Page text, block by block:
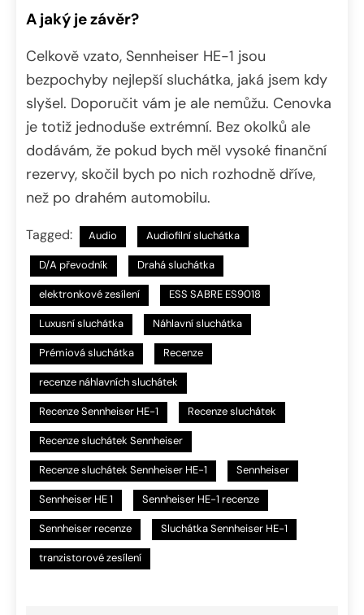
A jaký je závěr?
Celkově vzato, Sennheiser HE-1 jsou
bezpochyby nejlepší sluchátka, jaká jsem kdy
slyšel. Doporučit vám je ale nemůžu. Cenovka
je totiž jednoduše extrémní. Bez okolků ale
dodávám, že pokud bych měl vysoké finanční
rezervy, skočil bych po nich rozhodně dříve,
než po drahém automobilu.
Tagged: Audio Audiofilní sluchátka
D/A převodník Drahá sluchátka
elektronkové zesílení ESS SABRE ES9018
Luxusní sluchátka Náhlavní sluchátka
Prémiová sluchátka Recenze
recenze náhlavních sluchátek
Recenze Sennheiser HE-1 Recenze sluchátek
Recenze sluchátek Sennheiser
Recenze sluchátek Sennheiser HE-1 Sennheiser
Sennheiser HE 1 Sennheiser HE-1 recenze
Sennheiser recenze Sluchátka Sennheiser HE-1
tranzistorové zesílení